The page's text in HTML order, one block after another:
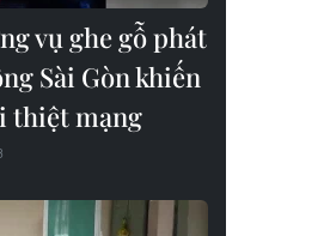
vụ ghe gỗ phát
Sài Gòn khiến
thiệt mạng